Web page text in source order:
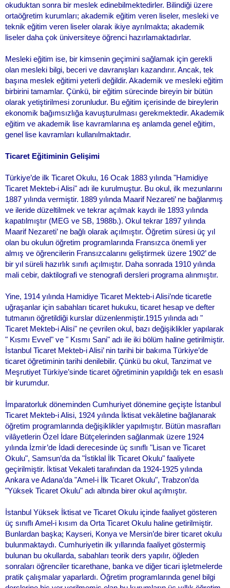
okuduktan sonra bir meslek edinebilmektedirler. Bilindiği üzere
ortaöğretim kurumları; akademik eğitim veren liseler, mesleki ve
teknik eğitim veren liseler olarak ikiye ayrılmakta; akademik
liseler daha çok üniversiteye öğrenci hazırlamaktadırlar.
Mesleki eğitim ise, bir kimsenin geçimini sağlamak için gerekli
olan mesleki bilgi, beceri ve davranışları kazandırır. Ancak, tek
başına meslek eğitimi yeterli değildir. Akademik ve mesleki eğitim
birbirini tamamlar. Çünkü, bir eğitim sürecinde bireyin bir bütün
olarak yetiştirilmesi zorunludur. Bu eğitim içerisinde de bireylerin
ekonomik bağımsızlığa kavuşturulması gerekmektedir. Akademik
eğitim ve akademik lise kavramlarına eş anlamda genel eğitim,
genel lise kavramları kullanılmaktadır.
Ticaret Eğitiminin Gelişimi
Türkiye’de ilk Ticaret Okulu, 16 Ocak 1883 yılında "Hamidiye
Ticaret Mekteb-i Alisi" adı ile kurulmuştur. Bu okul, ilk mezunlarını
1887 yılında vermiştir. 1889 yılında Maarif Nezareti’ ne bağlanmış
ve ileride düzeltilmek ve tekrar açılmak kaydı ile 1893 yılında
kapatılmıştır (MEG ve SB, 1988b.). Okul tekrar 1897 yılında
Maarif Nezareti’ ne bağlı olarak açılmıştır. Öğretim süresi üç yıl
olan bu okulun öğretim programlarında Fransızca önemli yer
almış ve öğrencilerin Fransızcalarını geliştirmek üzere 1902’ de
bir yıl süreli hazırlık sınıfı açılmıştır. Daha sonrada 1910 yılında
mali cebir, daktilografi ve stenografi dersleri programa alınmıştır.
Yine, 1914 yılında Hamidiye Ticaret Mekteb-i Alisi’nde ticaretle
uğraşanlar için sabahları ticaret hukuku, ticaret hesap ve defter
tutmanın öğretildiği kurslar düzenlenmiştir.1915 yılında adı "
Ticaret Mekteb-i Alisi" ne çevrilen okul, bazı değişiklikler yapılarak
" Kısmı Evvel" ve " Kısmı Sani" adı ile iki bölüm haline getirilmiştir.
İstanbul Ticaret Mekteb-i Alisi’ nin tarihi bir bakıma Türkiye’de
ticaret öğretiminin tarihi denilebilir. Çünkü bu okul, Tanzimat ve
Meşrutiyet Türkiye’sinde ticaret öğretiminin yapıldığı tek en esaslı
bir kurumdur.
İmparatorluk döneminden Cumhuriyet dönemine geçişte İstanbul
Ticaret Mekteb-i Alisi, 1924 yılında İktisat vekâletine bağlanarak
öğretim programlarında değişiklikler yapılmıştır. Bütün masrafları
vilâyetlerin Özel İdare Bütçelerinden sağlanmak üzere 1924
yılında İzmir’de İdadi derecesinde üç sınıflı "Lisan ve Ticaret
Okulu", Samsun’da da "İstiklal İlk Ticaret Okulu" faaliyete
geçirilmiştir. İktisat Vekaleti tarafından da 1924-1925 yılında
Ankara ve Adana’da "Amel-i İlk Ticaret Okulu", Trabzon’da
"Yüksek Ticaret Okulu" adı altında birer okul açılmıştır.
İstanbul Yüksek İktisat ve Ticaret Okulu içinde faaliyet gösteren
üç sınıflı Amel-i kısım da Orta Ticaret Okulu haline getirilmiştir.
Bunlardan başka; Kayseri, Konya ve Mersin’de birer ticaret okulu
bulunmaktaydı. Cumhuriyetin ilk yıllarında faaliyet göstermiş
bulunan bu okullarda, sabahları teorik ders yapılır, öğleden
sonraları öğrenciler ticarethane, banka ve diğer ticari işletmelerde
pratik çalışmalar yaparlardı. Öğretim programlarında genel bilgi